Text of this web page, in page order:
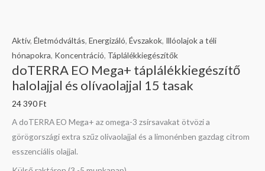
Aktív, Életmódváltás, Energizáló, Évszakok, Illóolajok a téli
hónapokra, Koncentráció, Táplálékkiegészítők
doTERRA EO Mega+ táplálékkiegészítő
halolajjal és olívaolajjal 15 tasak
24 390Ft
A doTERRA EO Mega+ az omega-3 zsírsavakat ötvözi a
görögországi extra szűz olívaolajjal és a limonénben gazdag citrom
esszenciális olajjal.
és
olívaolajjal
15
tasak